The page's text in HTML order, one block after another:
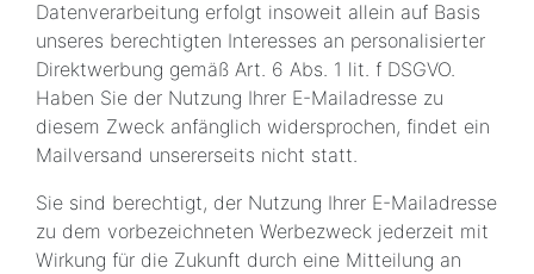
Datenverarbeitung erfolgt insoweit allein auf Basis
unseres berechtigten Interesses an personalisierter
Direktwerbung gemäß Art. 6 Abs. 1 lit. f DSGVO.
Haben Sie der Nutzung Ihrer E-Mailadresse zu
diesem Zweck anfänglich widersprochen, findet ein
Mailversand unsererseits nicht statt.
Sie sind berechtigt, der Nutzung Ihrer E-Mailadresse
zu dem vorbezeichneten Werbezweck jederzeit mit
Wirkung für die Zukunft durch eine Mitteilung an